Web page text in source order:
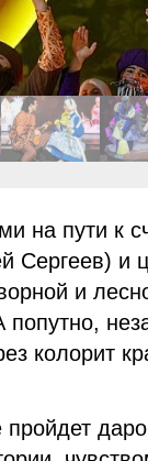
на пути к
Сергеев) и
и
колорит
пройдет